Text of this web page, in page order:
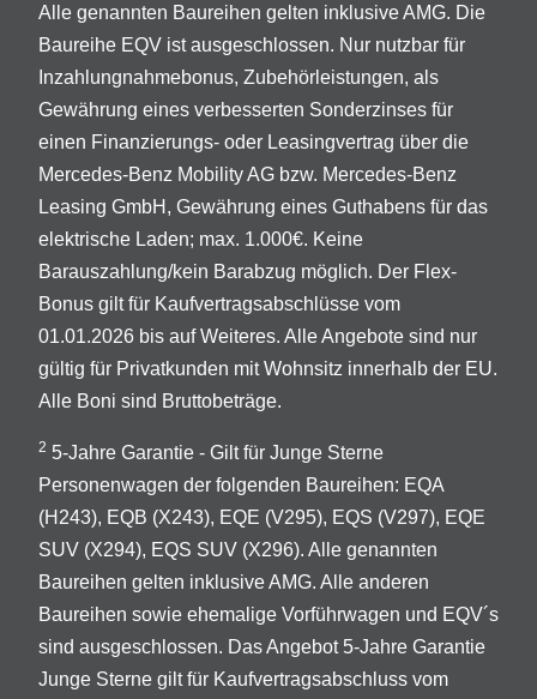
Alle genannten Baureihen gelten inklusive AMG. Die
Baureihe EQV ist ausgeschlossen. Nur nutzbar für
Inzahlungnahmebonus, Zubehörleistungen, als
Gewährung eines verbesserten Sonderzinses für
einen Finanzierungs- oder Leasingvertrag über die
Mercedes-Benz Mobility AG bzw. Mercedes-Benz
Leasing GmbH, Gewährung eines Guthabens für das
elektrische Laden; max. 1.000€. Keine
Barauszahlung/kein Barabzug möglich. Der Flex-
Bonus gilt für Kaufvertragsabschlüsse vom
01.01.2026 bis auf Weiteres. Alle Angebote sind nur
gültig für Privatkunden mit Wohnsitz innerhalb der EU.
Alle Boni sind Bruttobeträge.
2 5-Jahre Garantie - Gilt für Junge Sterne
Personenwagen der folgenden Baureihen: EQA
(H243), EQB (X243), EQE (V295), EQS (V297), EQE
SUV (X294), EQS SUV (X296). Alle genannten
Baureihen gelten inklusive AMG. Alle anderen
Baureihen sowie ehemalige Vorführwagen und EQV´s
sind ausgeschlossen. Das Angebot 5-Jahre Garantie
Junge Sterne gilt für Kaufvertragsabschluss vom